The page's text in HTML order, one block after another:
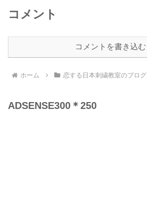
コメント
コメントを書き込む
ホーム 恋する日本刺繍教室のブログ
ADSENSE300＊250